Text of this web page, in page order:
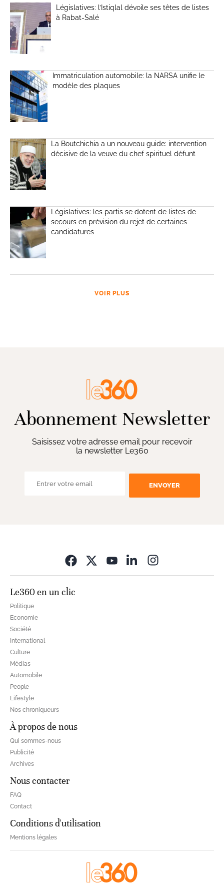
Législatives: l’Istiqlal dévoile ses têtes de listes
à Rabat-Salé
Immatriculation automobile: la NARSA unifie le
modèle des plaques
La Boutchichia a un nouveau guide: intervention
décisive de la veuve du chef spirituel défunt
Législatives: les partis se dotent de listes de
secours en prévision du rejet de certaines
candidatures
VOIR PLUS
Abonnement Newsletter
Saisissez votre adresse email pour recevoir
la newsletter Le360
ENVOYER
Le360 en un clic
Politique
Economie
Société
International
Culture
Médias
Automobile
People
Lifestyle
Nos chroniqueurs
À propos de nous
Qui sommes-nous
Publicité
Archives
Nous contacter
FAQ
Contact
Conditions d'utilisation
Mentions légales